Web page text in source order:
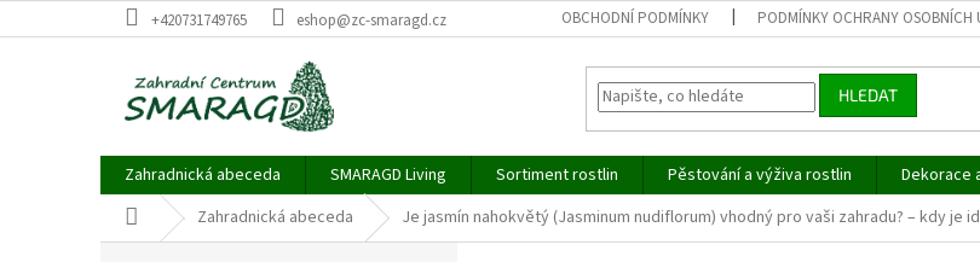
na
+420731749765 eshop@zc-smaragd.cz OBCHODNÍ PODMÍNKY PODMÍNKY OCHRANY OSOBNÍCH
HLEDAT
Zahradnická abeceda SMARAGD Living Sortiment rostlin Pěstování a výživa rostlin Dekorace
Domů Zahradnická abeceda Je jasmín nahokvětý (Jasminum nudiflorum) vhodný pro vaši zahradu? – kdy je